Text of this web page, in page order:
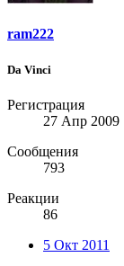
ram222
Da Vinci
Регистрация
27 Апр 2009
Сообщения
793
Реакции
86
5 Окт 2011